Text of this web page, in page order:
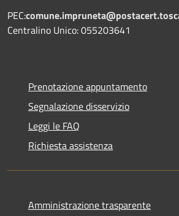
PEC:
Centralino Unico: 055203641
Prenotazione appuntamento
Segnalazione disservizio
Leggi le FAQ
Richiesta assistenza
Amministrazione trasparente